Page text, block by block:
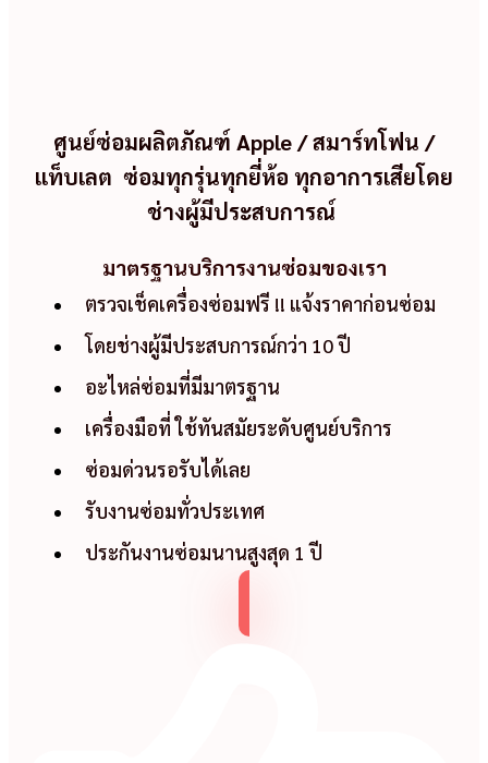
ศูนย์ซ่อมผลิตภัณฑ์ Apple / สมาร์ทโฟน /
แท็บเลต ซ่อมทุกรุ่นทุกยี่ห้อ ทุกอาการเสียโดย
ช่างผู้มีประสบการณ์
มาตรฐานบริการงานซ่อมของเรา
ตรวจเช็คเครื่องซ่อมฟรี !! แจ้งราคาก่อนซ่อม
โดยช่างผู้มีประสบการณ์กว่า 10 ปี
อะไหล่ซ่อมที่มีมาตรฐาน
เครื่องมือที่ ใช้ทันสมัยระดับศูนย์บริการ
ซ่อมด่วนรอรับได้เลย
รับงานซ่อมทั่วประเทศ
ประกันงานซ่อมนานสูงสุด 1 ปี